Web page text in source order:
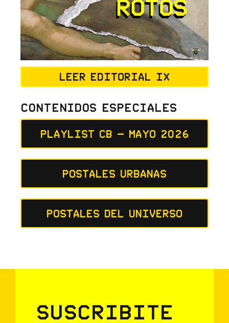
Leer editorial IX
Contenidos Especiales
Playlist CB – Mayo 2026
Postales Urbanas
Postales del Universo
Suscribite